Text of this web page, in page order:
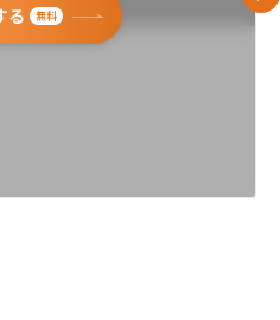
る 無料